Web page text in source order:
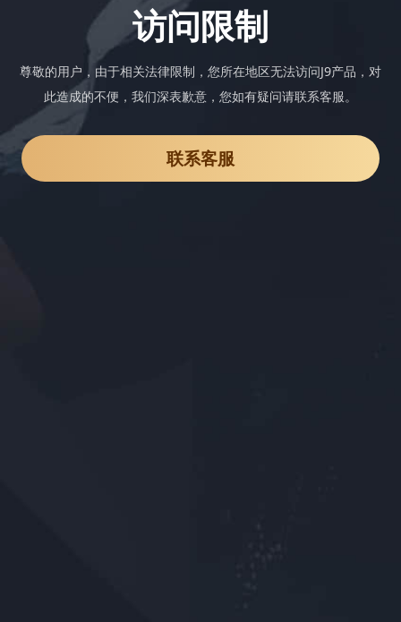
访问限制
尊敬的用户，由于相关法律限制，您所在地区无法访问J9产品，对
此造成的不便，我们深表歉意，您如有疑问请联系客服。
联系客服